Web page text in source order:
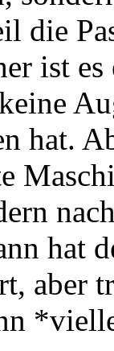
die
ist
hat.
hat
aber